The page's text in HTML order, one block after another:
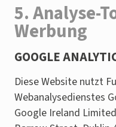
5. Analyse-
Werbung
GOOGLE
Diese Website nutzt
Webanalysedienstes
Google Ireland